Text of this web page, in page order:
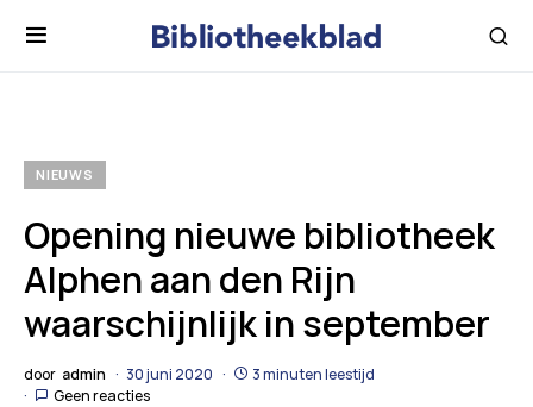
NIEUWS
Opening nieuwe bibliotheek
Alphen aan den Rijn
waarschijnlijk in september
door admin 30 juni 2020
3 minuten leestijd
Geen reacties